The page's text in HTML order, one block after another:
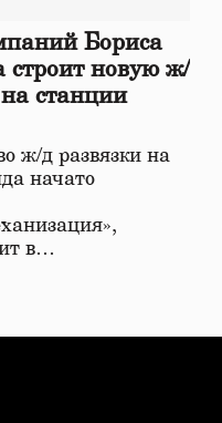
Бориса
строит новую ж/
станции
ж/д развязки на
начато
в…